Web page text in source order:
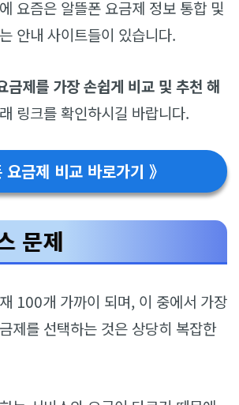
요즘은 알뜰폰 요금제 정보 통합 및
안내 사이트들이 있습니다.
금제를 가장 손쉽게 비교 및 추천 해
링크를 확인하시길 바랍니다.
요금제 비교 바로가기 》
문제
100개 가까이 되며, 이 중에서 가장
제를 선택하는 것은 상당히 복잡한